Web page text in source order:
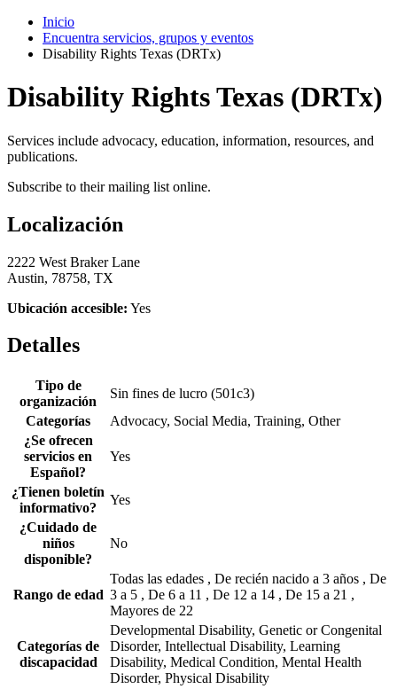
Inicio
Encuentra servicios, grupos y eventos
Disability Rights Texas (DRTx)
Disability Rights Texas (DRTx)
Services include advocacy, education, information, resources, and
publications.
Subscribe to their mailing list online.
Localización
2222 West Braker Lane
Austin, 78758, TX
Ubicación accesible: Yes
Detalles
Tipo de
organización
Sin fines de lucro (501c3)
Categorías
Advocacy, Social Media, Training, Other
¿Se ofrecen
servicios en
Español?
Yes
¿Tienen boletín
informativo?
Yes
¿Cuidado de
niños
disponible?
No
Rango de edad
Todas las edades , De recién nacido a 3 años , De
3 a 5 , De 6 a 11 , De 12 a 14 , De 15 a 21 ,
Mayores de 22
Categorías de
discapacidad
Developmental Disability, Genetic or Congenital
Disorder, Intellectual Disability, Learning
Disability, Medical Condition, Mental Health
Disorder, Physical Disability